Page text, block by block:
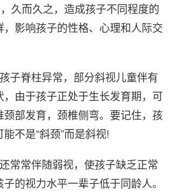
久而久之，造成孩子不同程度的
，影响孩子的性格、心理和人际交
脊柱异常，部分斜视儿童伴有
由于孩子正处于生长发育期，可
部发育，颈椎侧弯。要记住，孩
不是“斜颈”而是斜视!
常伴随弱视，使孩子缺乏正常
的视力水平一辈子低于同龄人。